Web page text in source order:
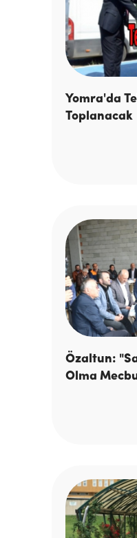
Yomra'da
Toplanacak
Özaltun:
Olma